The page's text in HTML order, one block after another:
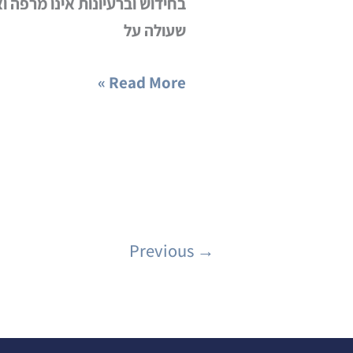
שעולה על
לזוז
מהכסא)
Read More »
→